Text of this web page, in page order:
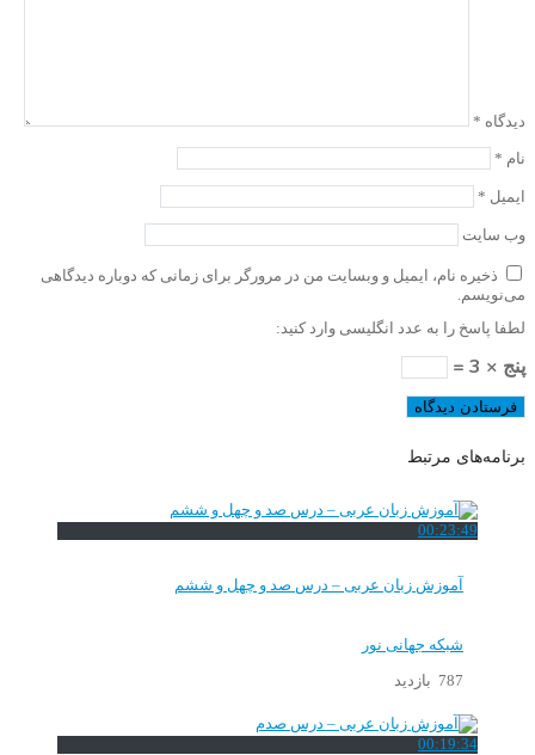
دیدگاه *
نام *
ایمیل *
وب‌ سایت
ذخیره نام، ایمیل و وبسایت من در مرورگر برای زمانی که دوباره دیدگاهی
می‌نویسم.
لطفا پاسخ را به عدد انگلیسی وارد کنید:
پنج × 3 =
برنامه‌های مرتبط
00:23:49
آموزش زبان عربی – درس صد و چهل و ششم
شبکه جهانی نور
787 بازدید
00:19:34